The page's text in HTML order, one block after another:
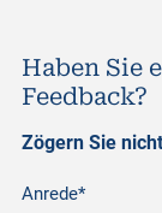
n
Haben Sie
Feedback?
Zögern Sie
Anrede*